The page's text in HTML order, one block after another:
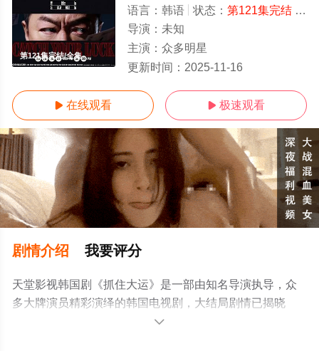
第121集完结/全集
语言： 韩语 状态： 第121集完结- 免费在线观看
导演： 未知
主演： 众多明星
更新时间： 2025-11-16
 在线观看  极速观看
剧情介绍 我要评分
天堂影视韩国剧《抓住大运》是一部由知名导演执导，众
多大牌演员精彩演绎的韩国电视剧，大结局剧情已揭晓
（第121集完结），超前点播免费观看高清未删减完整版电
